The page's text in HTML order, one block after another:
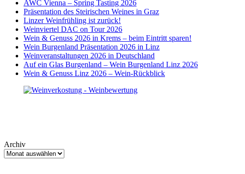
AWC Vienna – Spring Tasting 2026
Präsentation des Steirischen Weines in Graz
Linzer Weinfrühling ist zurück!
Weinviertel DAC on Tour 2026
Wein & Genuss 2026 in Krems – beim Eintritt sparen!
Wein Burgenland Präsentation 2026 in Linz
Weinveranstaltungen 2026 in Deutschland
Auf ein Glas Burgenland – Wein Burgenland Linz 2026
Wein & Genuss Linz 2026 – Wein-Rückblick
Archiv